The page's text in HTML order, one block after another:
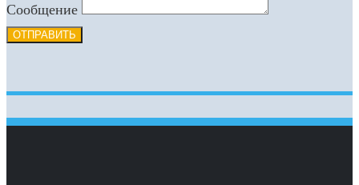
Сообщение
ОТПРАВИТЬ